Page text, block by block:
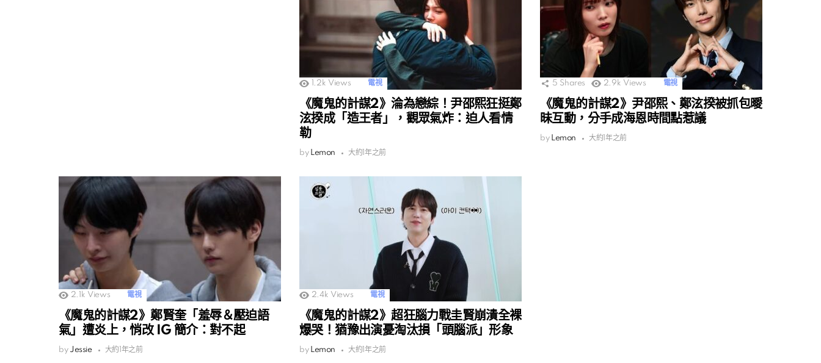
1.2k Views 電視
《魔鬼的計謀2》淪為戀綜！尹邵熙狂挺鄭
泫揆成「造王者」，觀眾氣炸：迫人看情
勒
by Lemon 大約1年之前
5 Shares 2.9k Views 電視
《魔鬼的計謀2》尹邵熙、鄭泫揆被抓包曖
昧互動，分手成海恩時間點惹議
by Lemon 大約1年之前
2.1k Views 電視
《魔鬼的計謀2》鄭賢奎「羞辱＆壓迫語
氣」遭炎上，悄改 IG 簡介：對不起
by Jessie 大約1年之前
2.4k Views 電視
《魔鬼的計謀2》超狂腦力戰圭賢崩潰全裸
爆哭！猶豫出演憂淘汰損「頭腦派」形象
by Lemon 大約1年之前